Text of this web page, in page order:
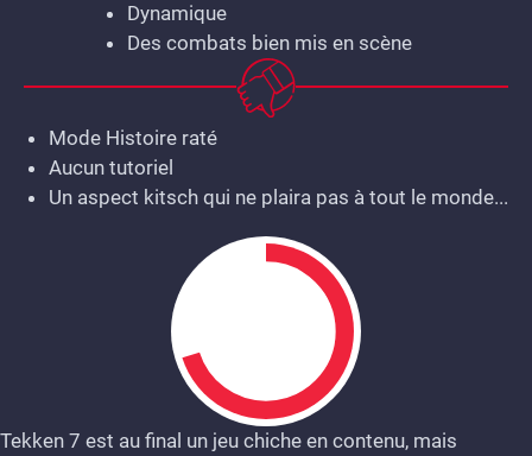
Dynamique
Des combats bien mis en scène
Mode Histoire raté
Aucun tutoriel
Un aspect kitsch qui ne plaira pas à tout le monde...
Tekken 7 est au final un jeu chiche en contenu, mais